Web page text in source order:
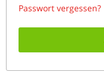
Passwort vergessen?